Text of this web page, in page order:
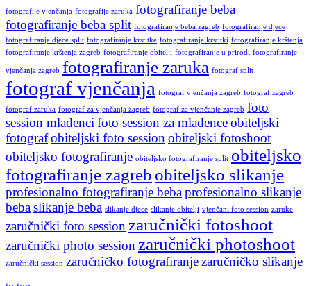
fotografije vjenčanja fotografije zaruka fotografiranje beba
fotografiranje beba split fotografiranje beba zagreb fotografiranje djece
fotografiranje djece split fotografiranje krstitke fotografiranje krstitki fotografiranje krštenja
fotografiranje krštenja zagreb fotografiranje obitelji fotografiranje u prirodi fotografiranje
vjenčanja zagreb fotografiranje zaruka fotograf split
fotograf vjenčanja fotograf vjenčanja zagreb fotograf zagreb
fotograf zaruka fotograf za vjenčanja zagreb fotograf za vjenčanje zagreb foto
session mladencifoto session za mladenceobiteljski
fotografobiteljski foto sessionobiteljski fotoshoot
obiteljsko fotografiranje obiteljsko fotografiranje split obiteljsko
fotografiranje zagreb obiteljsko slikanje
profesionalno fotografiranje bebaprofesionalno slikanje
bebaslikanje beba slikanje djece slikanje obitelji vjenčani foto session zaruke
zaručnički foto session zaručnički fotoshoot
zaručnički photo session zaručnički photoshoot
zaručnički session zaručničko fotografiranjezaručničko slikanje